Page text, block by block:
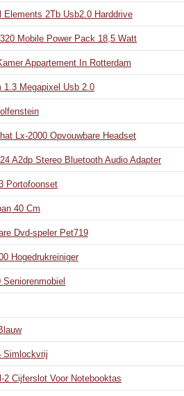
Elements 2Tb Usb2.0 Harddrive
Mobile Power Pack 18,5 Watt
Appartement In Rotterdam
1.3 Megapixel Usb 2.0
Lx-2000 Opvouwbare Headset
A2dp Stereo Bluetooth Audio Adapter
Portofoonset
40 Cm
Dvd-speler Pet719
Hogedrukreiniger
Simlockvrij
2 Cijferslot Voor Notebooktas